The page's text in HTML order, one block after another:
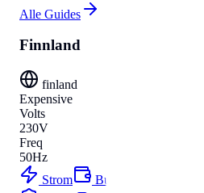
Alle Guides
Finnland
finland
Expensive
Volts
230V
Freq
50Hz
Strom
Budget